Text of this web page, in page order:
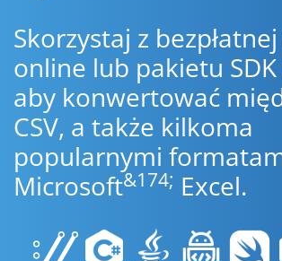
Skorzystaj z
online lub pakietu
aby konwertować
CSV, a także kilkoma
popularnymi
Microsoft&174; Excel.